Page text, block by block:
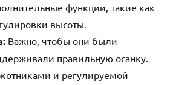
функции, такие как
высоты.
Важно, чтобы они были
правильную осанку.
и регулируемой